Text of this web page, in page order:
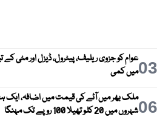
03عوام کو جزوی ریلیف، پیٹرول، ڈیزل اور مٹی
میں کمی
06ملک بھر میں آٹے کی قیمت میں اضافہ، ایک
شہروں میں 20 کلو تھیلا 100 روپے تک مہنگا